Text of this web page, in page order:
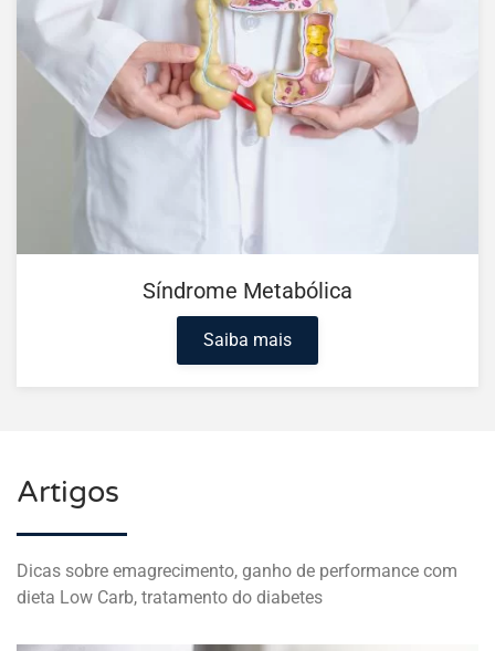
Síndrome Metabólica
Saiba mais
Artigos
Dicas sobre emagrecimento, ganho de performance com
dieta Low Carb, tratamento do diabetes